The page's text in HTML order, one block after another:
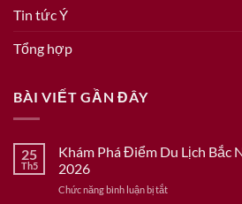
Tin tức Ý
Tổng hợp
BÀI VIẾT GẦN ĐÂY
25
Th5
Khám Phá Điểm Du Lịch Bắc
2026
Chức năng bình luận bị tắtở